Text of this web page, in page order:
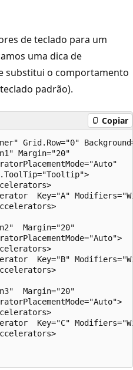
de teclado para um
uma dica de
substitui o comportamento
padrão).
Copiar
Grid.Row="0"
Margin="20"
Key="A"
Margin="20"
Key="B"
Margin="20"
Key="C"